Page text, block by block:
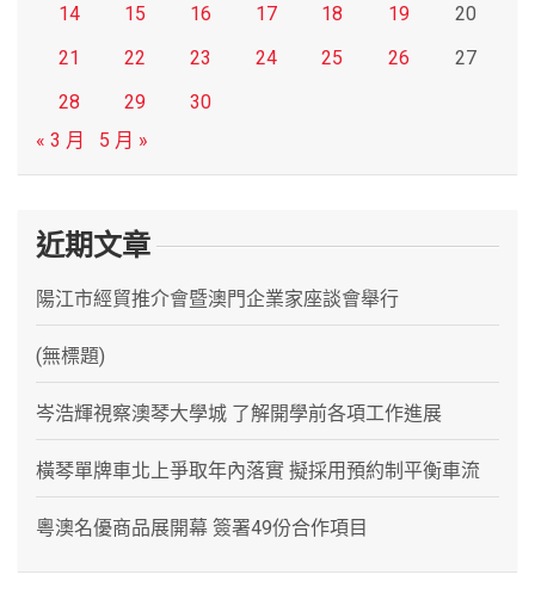
14
15 16 17 18 19
20
21
22 23 24 25 26
27
28
29
30
« 3 月
5 月 »
近期文章
陽江市經貿推介會暨澳門企業家座談會舉行
(無標題)
岑浩輝視察澳琴大學城 了解開學前各項工作進展
橫琴單牌車北上爭取年內落實 擬採用預約制平衡車流
粵澳名優商品展開幕 簽署49份合作項目